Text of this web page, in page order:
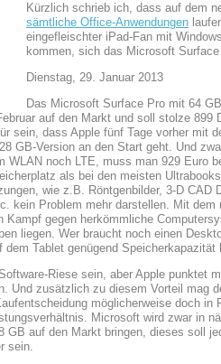
Kürzlich schrieb ich, dass auf dem
sämtliche Office-Anwendungen
eingefleischter iPad-Fan mit
kommen, sich das Microsoft
Dienstag, 29. Januar 2013
Das Microsoft Surface Pro mit 64
auf den Markt und soll stolze 899
sein, dass Apple fünf Tage vorher mit
GB-Version an den Start geht. Und
WLAN noch LTE, muss man 929 Euro
als bei den meisten
wie z.B. Röntgenbilder, 3-D CAD
kein Problem mehr darstellen. Mit dem
Kampf gegen herkömmliche
liegen. Wer braucht noch einen
dem Tablet genügend Speicherkapazität
Riese sein, aber Apple punktet
Und zusätzlich zu diesem Vorteil mag
möglicherweise doch in
Microsoft wird zwar in
GB auf den Markt bringen, dieses soll
sein.